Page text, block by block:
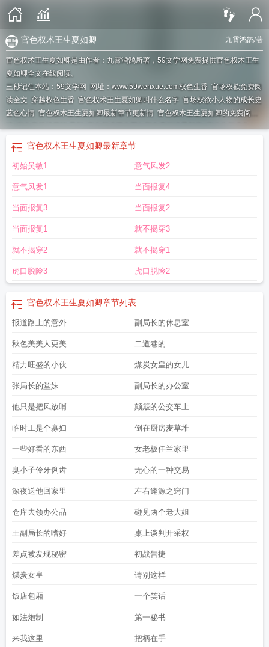
九霄鸿鹄/著
官色权术王生夏如卿
官色权术王生夏如卿是由作者：九霄鸿鹄所著，59文学网免费提供官色权术王生
夏如卿全文在线阅读。
三秒记住本站：59文学网 网址：www.59wenxue.com权色生香 官场权欲免费阅
读全文 穿越权色生香 官色权术王生夏如卿叫什么名字 官场权欲小人物的成长史
蓝色心情 官色权术王生夏如卿最新章节更新情 官色权术王生夏如卿的免费阅
官商之权色官色权术王生夏如卿大结局
内容
官色权术王生夏如卿最新章节
初始吴敏1 意气风发2
意气风发1 当面报复4
当面报复3 当面报复2
当面报复1 就不揭穿3
就不揭穿2 就不揭穿1
虎口脱险3 虎口脱险2
官色权术王生夏如卿章节列表
报道路上的意外 副局长的休息室
秋色美美人更美 二道巷的
精力旺盛的小伙 煤炭女皇的女儿
张局长的堂妹 副局长的办公室
他只是把风放哨 颠簸的公交车上
临时工是个寡妇 倒在厨房麦草堆
一些好看的东西 女老板任兰家里
臭小子伶牙俐齿 无心的一种交易
深夜送他回家里 左右逢源之窍门
仓库去领办公品 碰见两个老大姐
王副局长的嗜好 桌上谈判开采权
差点被发现秘密 初战告捷
煤炭女皇 请别这样
饭店包厢 一个笑话
如法炮制 第一秘书
来我这里 把柄在手